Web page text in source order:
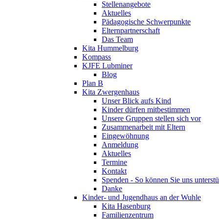
Stellenangebote
Aktuelles
Pädagogische Schwerpunkte
Elternpartnerschaft
Das Team
Kita Hummelburg
Kompass
KJFE Lubminer
Blog
Plan B
Kita Zwergenhaus
Unser Blick aufs Kind
Kinder dürfen mitbestimmen
Unsere Gruppen stellen sich vor
Zusammenarbeit mit Eltern
Eingewöhnung
Anmeldung
Aktuelles
Termine
Kontakt
Spenden - So können Sie uns
Danke
Kinder- und Jugendhaus an der Wuhle
Kita Hasenburg
Familienzentrum